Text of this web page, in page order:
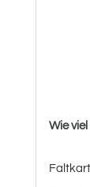
Wie